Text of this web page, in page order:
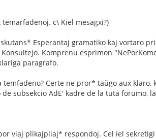
c\ Kiel mesagxi?)
Esperantaj gramatiko kaj vortaro
Komprenu esprimon
paragrafo.
Certe ne pror* taŭgo aux klaro,
subsekcio AdE' kadre de la tuta forumo,
viaj plikajpliaj* respondoj. Cel iel